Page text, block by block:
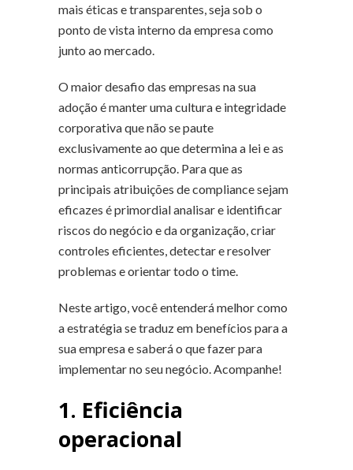
mais éticas e transparentes, seja sob o
ponto de vista interno da empresa como
junto ao mercado.
O maior desafio das empresas na sua
adoção é manter uma cultura e integridade
corporativa que não se paute
exclusivamente ao que determina a lei e as
normas anticorrupção. Para que as
principais atribuições de compliance sejam
eficazes é primordial analisar e identificar
riscos do negócio e da organização, criar
controles eficientes, detectar e resolver
problemas e orientar todo o time.
Neste artigo, você entenderá melhor como
a estratégia se traduz em benefícios para a
sua empresa e saberá o que fazer para
implementar no seu negócio. Acompanhe!
1. Eficiência
operacional